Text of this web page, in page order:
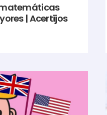
| Acertijos